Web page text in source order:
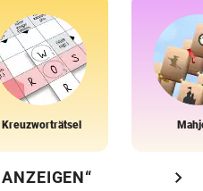
Kreuzworträtsel
chevron_right